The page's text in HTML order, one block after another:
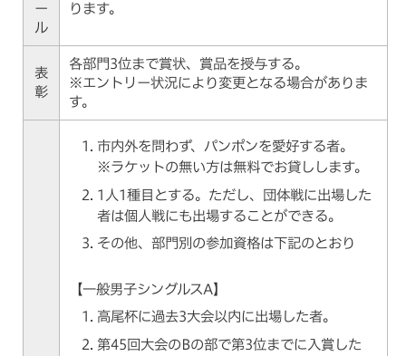
ー
ル
ります。
表
彰
各部門3位まで賞状、賞品を授与する。
※エントリー状況により変更となる場合がありま
す。
市内外を問わず、パンポンを愛好する者。
※ラケットの無い方は無料でお貸しします。
1人1種目とする。ただし、団体戦に出場した
者は個人戦にも出場することができる。
その他、部門別の参加資格は下記のとおり
【一般男子シングルスA】
高尾杯に過去3大会以内に出場した者。
第45回大会のBの部で第3位までに入賞した